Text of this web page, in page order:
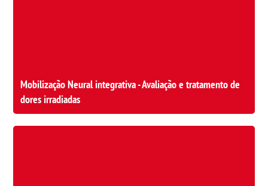
Mobilização Neural integrativa - Avaliação e tratamento de
dores irradiadas